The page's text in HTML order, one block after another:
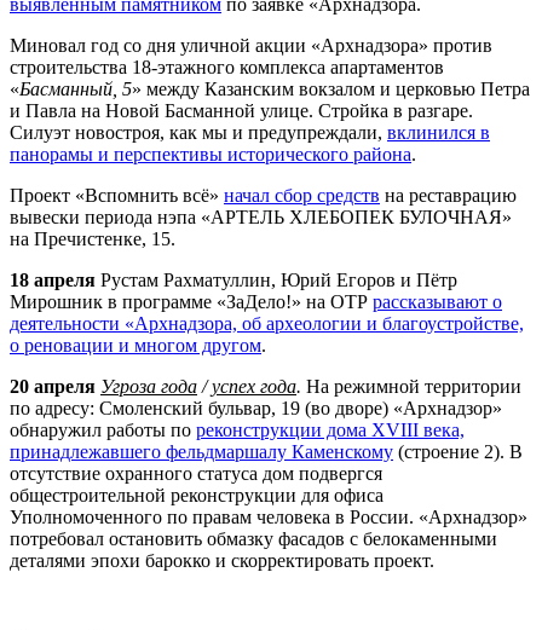
Миновал год со дня уличной акции «Архнадзора» против
строительства 18-этажного комплекса апартаментов
«Басманный, 5» между Казанским вокзалом и церковью Петра
и Павла на Новой Басманной улице. Стройка в разгаре.
Силуэт новостроя, как мы и предупреждали, вклинился в
панорамы и перспективы исторического района.
Проект «Вспомнить всё» начал сбор средств на реставрацию
вывески периода нэпа «АРТЕЛЬ ХЛЕБОПЕК БУЛОЧНАЯ»
на Пречистенке, 15.
18 апреля Рустам Рахматуллин, Юрий Егоров и Пётр
Мирошник в программе «ЗаДело!» на ОТР рассказывают о
деятельности «Архнадзора, об археологии и благоустройстве,
о реновации и многом другом.
20 апреля Угроза года /успех года. На режимной территории
по адресу: Смоленский бульвар, 19 (во дворе) «Архнадзор»
обнаружил работы по реконструкции дома XVIII века,
принадлежавшего фельдмаршалу Каменскому (строение 2). В
отсутствие охранного статуса дом подвергся
общестроительной реконструкции для офиса
Уполномоченного по правам человека в России. «Архнадзор»
потребовал остановить обмазку фасадов с белокаменными
деталями эпохи барокко и скорректировать проект.